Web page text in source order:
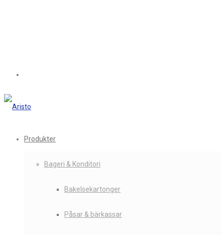
Produkter
Bageri & Konditori
Bakelsekartonger
Påsar & bärkassar